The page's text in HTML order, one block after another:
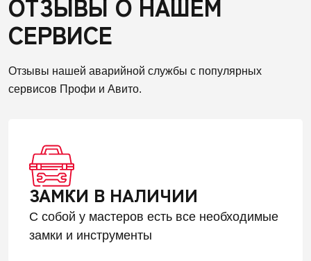
СЕРВИСЕ
Отзывы нашей аварийной службы с популярных
сервисов Профи и Авито.
ЗАМКИ В НАЛИЧИИ
С собой у мастеров есть все необходимые
замки и инструменты